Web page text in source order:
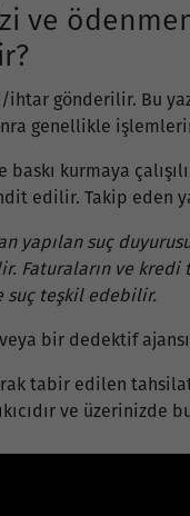
ve
gönderilir. Bu
genellikle
kurmaya
edilir. Takip eden
yapılan suç
Faturaların ve
suç teşkil edebilir.
bir dedektif
tabir edilen
ve üzerinizde